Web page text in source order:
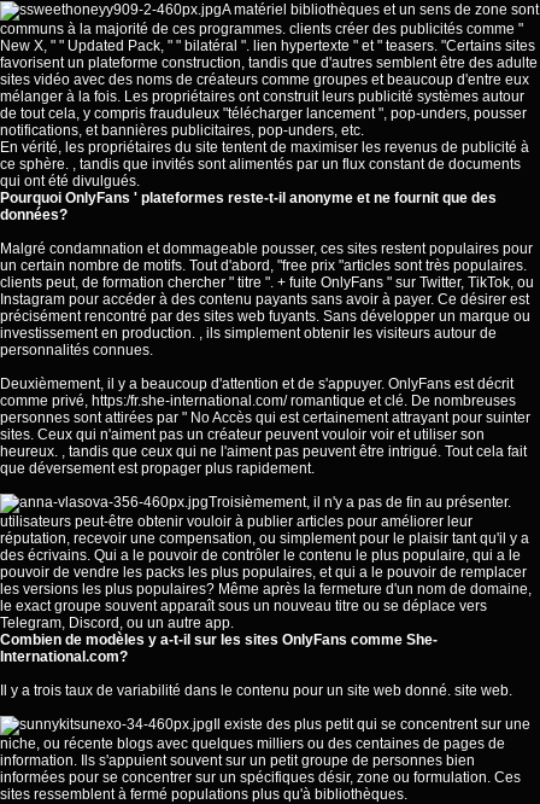
A matériel bibliothèques et un sens de zone sont
communs à la majorité de ces programmes. clients créer des publicités comme "
New X, " " Updated Pack, " " bilatéral ". lien hypertexte " et " teasers. "Certains sites
favorisent un plateforme construction, tandis que d'autres semblent être des adulte
sites vidéo avec des noms de créateurs comme groupes et beaucoup d'entre eux
mélanger à la fois. Les propriétaires ont construit leurs publicité systèmes autour
de tout cela, y compris frauduleux "télécharger lancement ", pop-unders, pousser
notifications, et bannières publicitaires, pop-unders, etc.
En vérité, les propriétaires du site tentent de maximiser les revenus de publicité à
ce sphère. , tandis que invités sont alimentés par un flux constant de documents
qui ont été divulgués.
Pourquoi OnlyFans ' plateformes reste-t-il anonyme et ne fournit que des
données?
Malgré condamnation et dommageable pousser, ces sites restent populaires pour
un certain nombre de motifs. Tout d'abord, "free prix "articles sont très populaires.
clients peut, de formation chercher " titre ". + fuite OnlyFans " sur Twitter, TikTok, ou
Instagram pour accéder à des contenu payants sans avoir à payer. Ce désirer est
précisément rencontré par des sites web fuyants. Sans développer un marque ou
investissement en production. , ils simplement obtenir les visiteurs autour de
personnalités connues.
Deuxièmement, il y a beaucoup d'attention et de s'appuyer. OnlyFans est décrit
comme privé, https:/fr.she-international.com/romantique et clé. De nombreuses
personnes sont attirées par " No Accès qui est certainement attrayant pour suinter
sites. Ceux qui n'aiment pas un créateur peuvent vouloir voir et utiliser son
heureux. , tandis que ceux qui ne l'aiment pas peuvent être intrigué. Tout cela fait
que déversement est propager plus rapidement.
Troisièmement, il n'y a pas de fin au présenter.
utilisateurs peut-être obtenir vouloir à publier articles pour améliorer leur
réputation, recevoir une compensation, ou simplement pour le plaisir tant qu'il y a
des écrivains. Qui a le pouvoir de contrôler le contenu le plus populaire, qui a le
pouvoir de vendre les packs les plus populaires, et qui a le pouvoir de remplacer
les versions les plus populaires? Même après la fermeture d'un nom de domaine,
le exact groupe souvent apparaît sous un nouveau titre ou se déplace vers
Telegram, Discord, ou un autre app.
Combien de modèles y a-t-il sur les sites OnlyFans comme She-
International.com?
Il y a trois taux de variabilité dans le contenu pour un site web donné. site web.
Il existe des plus petit qui se concentrent sur une
niche, ou récente blogs avec quelques milliers ou des centaines de pages de
information. Ils s'appuient souvent sur un petit groupe de personnes bien
informées pour se concentrer sur un spécifiques désir, zone ou formulation. Ces
sites ressemblent à fermé populations plus qu'à bibliothèques.